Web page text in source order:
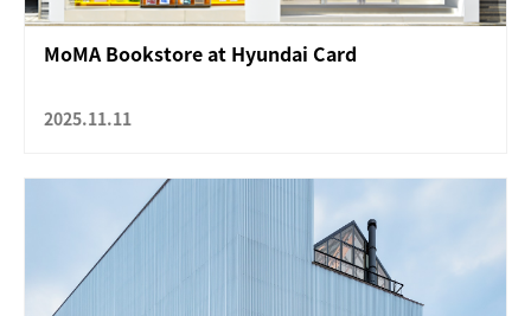
MoMA Bookstore at Hyundai Card
2025.11.11